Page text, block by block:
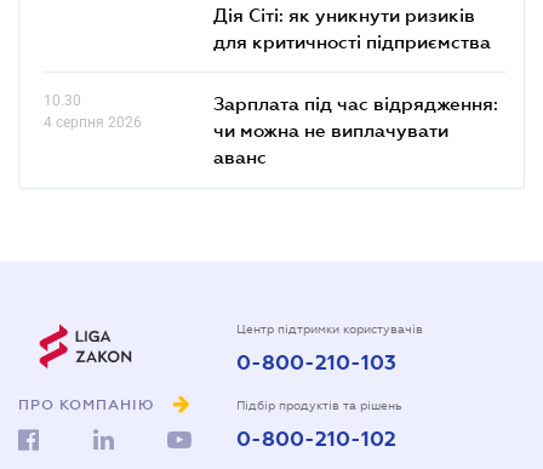
Дія Сіті: як уникнути ризиків
для критичності підприємства
10.30
4 серпня 2026
Зарплата під час відрядження:
чи можна не виплачувати
аванс
ПРО КОМПАНІЮ
Центр підтримки користувачів
0-800-210-103
Підбір продуктів та рішень
0-800-210-102